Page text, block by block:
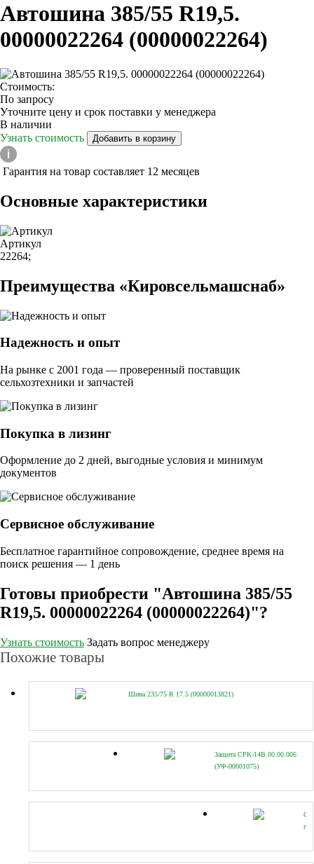
Автошина 385/55 R19,5.
00000022264 (00000022264)
Стоимость:
По запросу
Уточните цену и срок поставки у менеджера
В наличии
Узнать стоимость
Добавить в корзину
Гарантия на товар составляет 12 месяцев
Основные характеристики
Артикул
22264;
Преимущества «Кировсельмашснаб»
Надежность и опыт
На рынке с 2001 года — проверенный поставщик
сельхозтехники и запчастей
Покупка в лизинг
Оформление до 2 дней, выгодные условия и минимум
документов
Сервисное обслуживание
Бесплатное гарантийное сопровождение, среднее время на
поиск решения — 1 день
Готовы приобрести "Автошина 385/55
R19,5. 00000022264 (00000022264)"?
Узнать стоимость Задать вопрос менеджеру
Похожие товары
Шина 235/75 R 17.5 (00000013821)
Защита CPK-14B.00.00.006
(УФ-00001075)